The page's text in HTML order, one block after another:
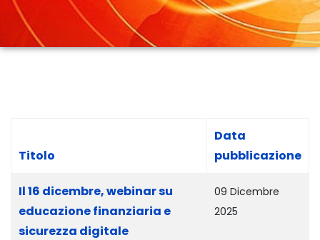
Articoli
Titolo
Data
pubblicazione
Il 16 dicembre, webinar su
educazione finanziaria e
sicurezza digitale
09 Dicembre
2025